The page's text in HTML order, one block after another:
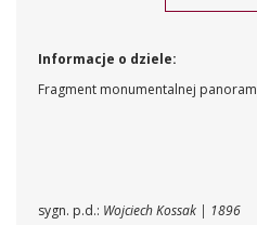
Informacje o dziele:
Fragment monumentalnej
sygn. p.d.: Wojciech Kossak | 1896